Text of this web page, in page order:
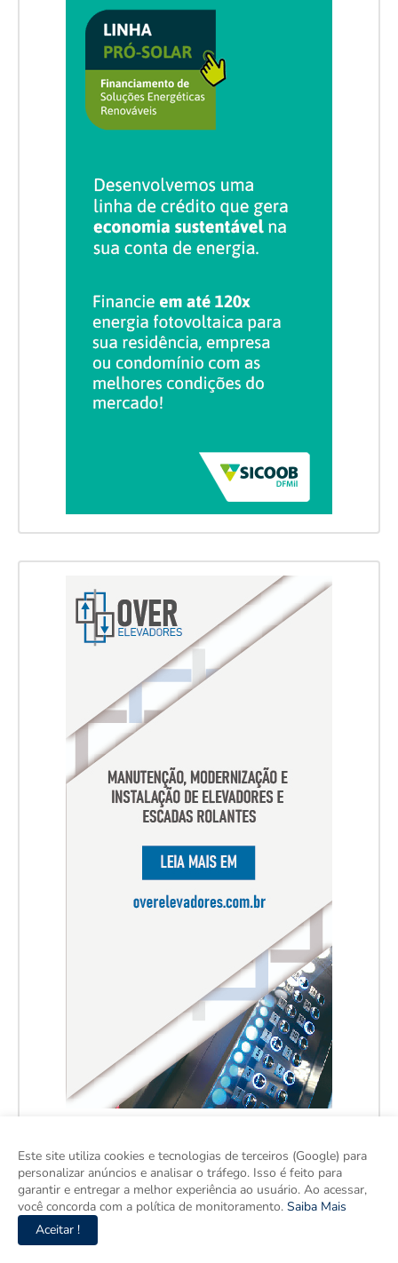
Este site utiliza cookies e tecnologias de terceiros (Google) para
personalizar anúncios e analisar o tráfego. Isso é feito para
garantir e entregar a melhor experiência ao usuário. Ao acessar,
você concorda com a política de monitoramento. Saiba Mais
Aceitar !